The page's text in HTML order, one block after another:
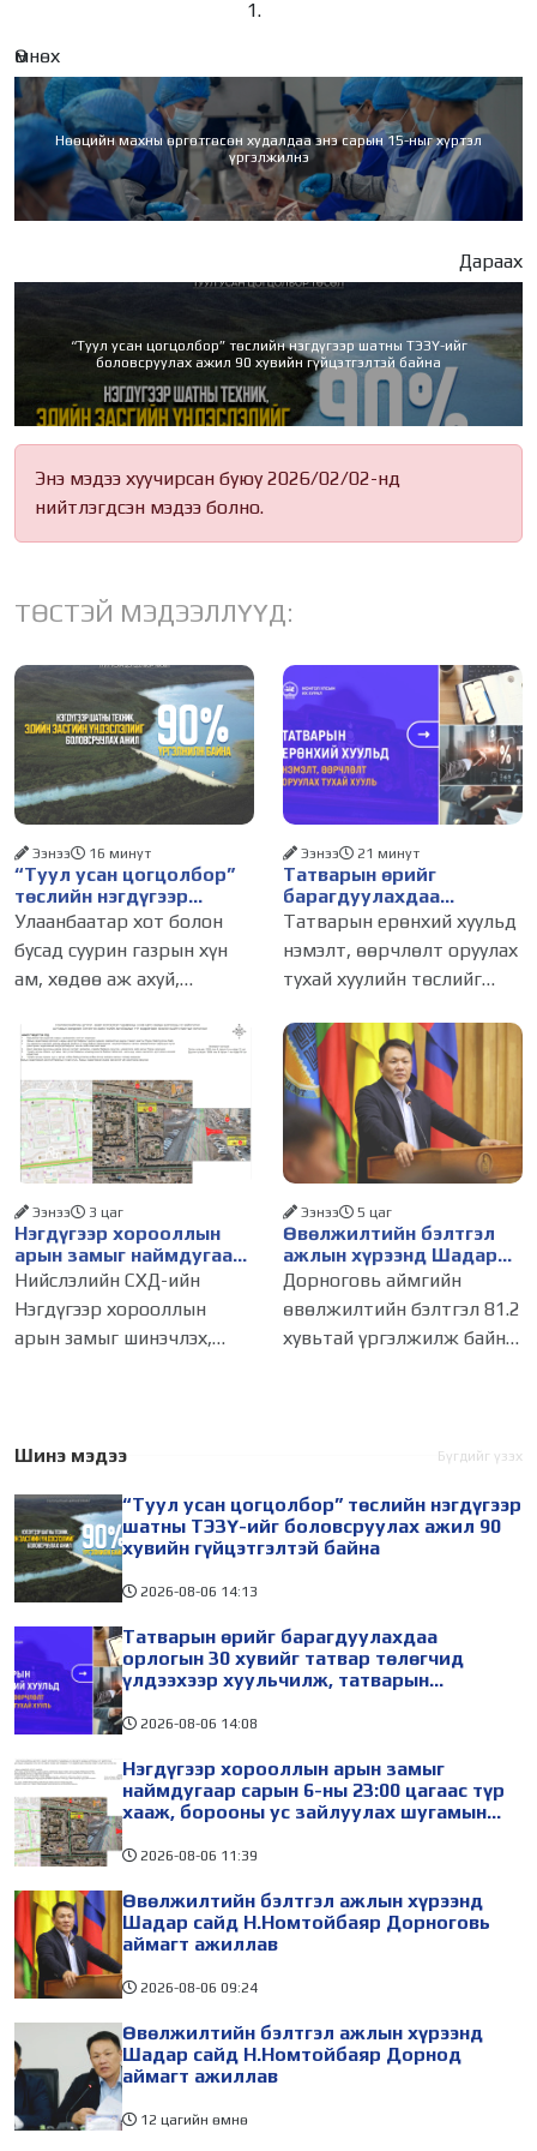
Өмнөх
Нөөцийн махны өргөтгөсөн худалдаа энэ сарын 15-ныг хүртэл
үргэлжилнэ
Дараах
“Туул усан цогцолбор” төслийн нэгдүгээр шатны ТЭЗҮ-ийг
боловсруулах ажил 90 хувийн гүйцэтгэлтэй байна
Энэ мэдээ хуучирсан буюу 2026/02/02-нд
нийтлэгдсэн мэдээ болно.
ТӨСТЭЙ МЭДЭЭЛЛҮҮД:
“Туул усан цогцолбор”
төслийн нэгдүгээр
шатны ТЭЗҮ-ийг
боловсруулах ажил 90
хувийн гүйцэтгэлтэй
байна
Ээнээ 16 минут
Улаанбаатар хот болон
бусад суурин газрын хүн
ам, хөдөө аж ахуй,
нэмэгдэж буй усны
хэрэгцээг урт хугацаанд
найдвартай хангах
зорилгоор "Туул усан
цогцолбор" төслийг
Татварын өрийг
барагдуулахдаа
орлогын 30 хувийг
үлдээхээр хуульчилж,
татварын тайлангаа
жил болгон сунгажээ
Ээнээ 21 минут
Татварын ерөнхий хуульд
нэмэлт, өөрчлөлт оруулах
тухай хуулийн төслийг
06 дугаар сарын 26-ны
өдрийн нэгдсэн
хуралдаанаараа эцэслэн
баталсан. Татварын
ерөнхий хуульд
Нэгдүгээр хорооллын
арын замыг наймдугаар
сарын 6-ны 23:00 цагаас
түр хааж, борооны ус
зайлуулах шугамын
хөндлөн сэтэлгээ хийнэ
Ээнээ 3 цаг
Нийслэлийн СХД-ийн
Нэгдүгээр хорооллын
арын замыг шинэчлэх,
Тодруулбал, СХД-ийн 14
Цамбагаравын уулзвар, 11
дүгээр
Өвөлжилтийн бэлтгэл
ажлын хүрээнд Шадар
сайд Н.Номтойбаяр
Дорноговь аймагт
ажиллав
Ээнээ 5 цаг
Дорноговь аймгийн
өвөлжилтийн бэлтгэл 81.2
хувьтай үргэлжилж байна.
559 зөрчил илэрснээс 127-
хугацаатай
Шинэ мэдээ Бүгдийг үзэх
“Туул усан цогцолбор” төслийн нэгдүгээр
шатны ТЭЗҮ-ийг боловсруулах ажил 90
хувийн гүйцэтгэлтэй байна
2026-08-06 14:13
Татварын өрийг барагдуулахдаа
орлогын 30 хувийг татвар төлөгчид
үлдээхээр хуульчилж, татварын
болгон сунгажээ
2026-08-06 14:08
Нэгдүгээр хорооллын арын замыг
наймдугаар сарын 6-ны 23:00 цагаас түр
хааж, борооны ус зайлуулах шугамын
2026-08-06 11:39
Өвөлжилтийн бэлтгэл ажлын хүрээнд
Шадар сайд Н.Номтойбаяр Дорноговь
аймагт ажиллав
2026-08-06 09:24
Өвөлжилтийн бэлтгэл ажлын хүрээнд
Шадар сайд Н.Номтойбаяр Дорнод
аймагт ажиллав
12 цагийн өмнө